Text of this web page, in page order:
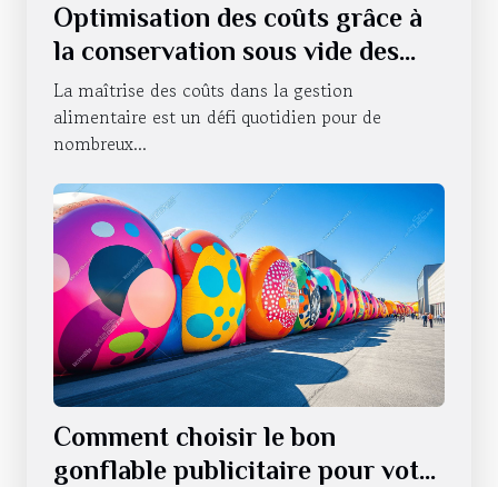
Optimisation des coûts grâce à
la conservation sous vide des
produits alimentaires
La maîtrise des coûts dans la gestion
alimentaire est un défi quotidien pour de
nombreux...
Comment choisir le bon
gonflable publicitaire pour votre